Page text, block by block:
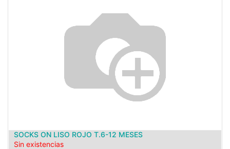
SOCKS ON LISO ROJO T.6-12 MESES
Sin existencias